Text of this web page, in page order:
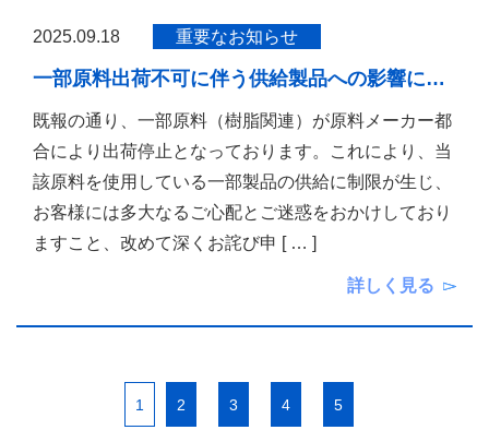
2025.09.18 重要なお知らせ
一部原料出荷不可に伴う供給製品への影響に…
既報の通り、一部原料（樹脂関連）が原料メーカー都
合により出荷停止となっております。これにより、当
該原料を使用している一部製品の供給に制限が生じ、
お客様には多大なるご心配とご迷惑をおかけしており
ますこと、改めて深くお詫び申 [ … ]
詳しく見る
1 2 3 4 5